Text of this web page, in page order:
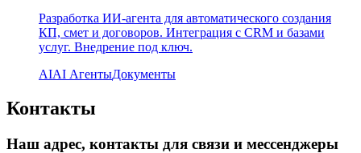
Разработка ИИ-агента для автоматического создания
КП, смет и договоров. Интеграция с CRM и базами
услуг. Внедрение под ключ.
AIAI АгентыДокументы
Контакты
Наш адрес, контакты для связи и мессенджеры